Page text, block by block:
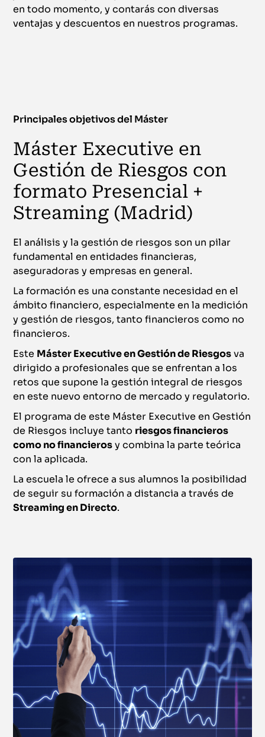
en todo momento, y contarás con diversas
ventajas y descuentos en nuestros programas.
Principales objetivos del Máster
Máster Executive en
Gestión de Riesgos con
formato Presencial +
Streaming (Madrid)
El análisis y la gestión de riesgos son un pilar
fundamental en entidades financieras,
aseguradoras y empresas en general.
La formación es una constante necesidad en el
ámbito financiero, especialmente en la medición
y gestión de riesgos, tanto financieros como no
financieros.
Este Máster Executive en Gestión de Riesgosva
dirigido a profesionales que se enfrentan a los
retos que supone la gestión integral de riesgos
en este nuevo entorno de mercado y regulatorio.
El programa de este Máster Executive en Gestión
de Riesgos incluye tanto riesgos financieros
como no financierosy combina la parte teórica
con la aplicada.
La escuela le ofrece a sus alumnos la posibilidad
de seguir su formación a distancia a través de
Streaming en Directo.